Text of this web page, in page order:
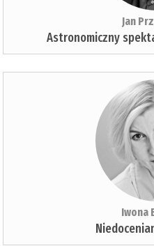
Jan
Astronomiczny
Iwona